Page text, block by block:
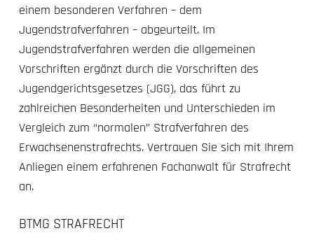
einem besonderen Verfahren – dem
Jugendstrafverfahren – abgeurteilt. Im
Jugendstrafverfahren werden die allgemeinen
Vorschriften ergänzt durch die Vorschriften des
Jugendgerichtsgesetzes (JGG), das führt zu
zahlreichen Besonderheiten und Unterschieden im
Vergleich zum “normalen” Strafverfahren des
Erwachsenenstrafrechts. Vertrauen Sie sich mit Ihrem
Anliegen einem erfahrenen Fachanwalt für Strafrecht
an.
BTMG STRAFRECHT